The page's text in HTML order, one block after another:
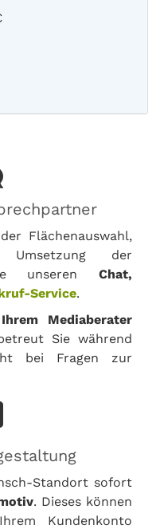
Flächenauswahl,
Umsetzung der
unseren Chat,
Service.
Ihrem Mediaberater
Sie während
bei Fragen zur
Standort sofort
. Dieses können
Kundenkonto